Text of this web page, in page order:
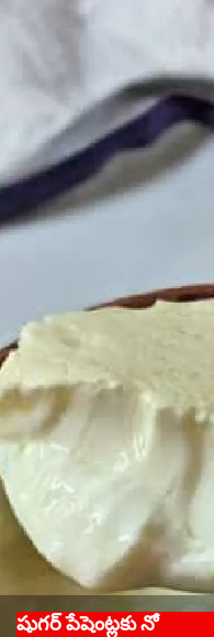
షుగర్ పేషెంట్లకు నో